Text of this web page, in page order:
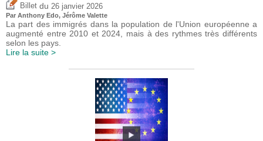
Billet du 26 janvier 2026
Par Anthony Edo, Jérôme Valette
La part des immigrés dans la population de l'Union européenne a
augmenté entre 2010 et 2024, mais à des rythmes très différents
selon les pays.
Lire la suite >